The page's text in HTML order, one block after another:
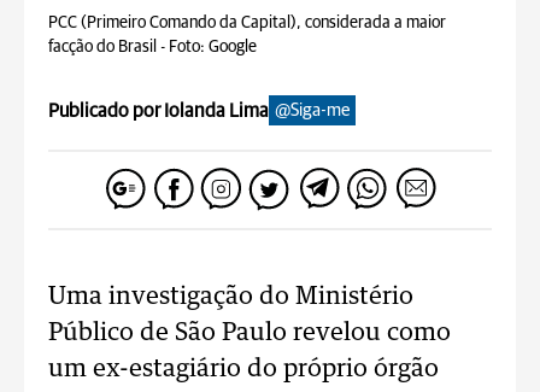
PCC (Primeiro Comando da Capital), considerada a maior
facção do Brasil - Foto: Google
Publicado por Iolanda Lima @Siga-me
Uma investigação do Ministério
Público de São Paulo revelou como
um ex-estagiário do próprio órgão